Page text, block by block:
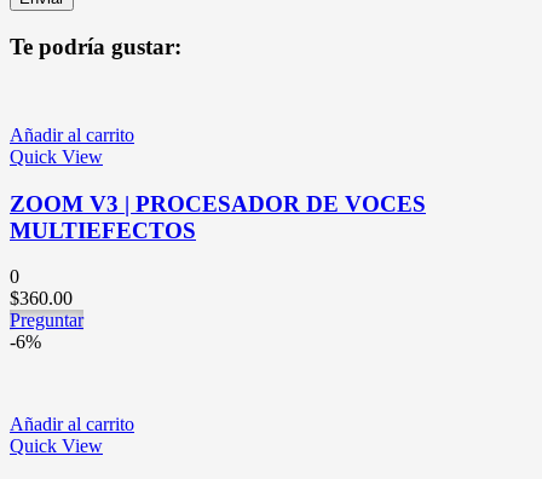
Te podría gustar:
Añadir al carrito
Quick View
ZOOM V3 | PROCESADOR DE VOCES
MULTIEFECTOS
0
$360.00
Preguntar
-6%
Añadir al carrito
Quick View